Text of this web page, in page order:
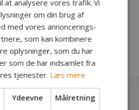
at analysere vores trafik. Vi
om din brug af
med vores annoncerings-
som kan kombinere
oplysninger, som du har
som de har indsamlet fra
tjenester. Læs mere
Ydeevne Målretning